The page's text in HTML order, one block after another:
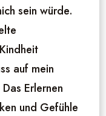
sein würde.
auf mein
Erlernen
und Gefühle